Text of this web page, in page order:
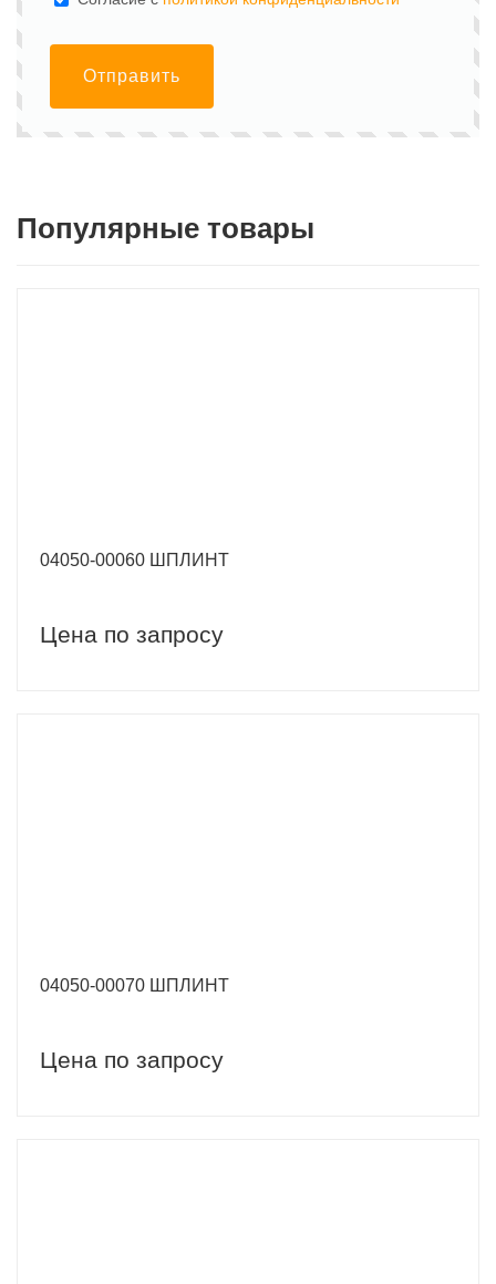
Отправить
Популярные товары
04050-00060 ШПЛИНТ
Цена по запросу
04050-00070 ШПЛИНТ
Цена по запросу